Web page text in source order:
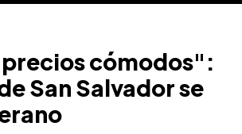
cómodos":
San Salvador se